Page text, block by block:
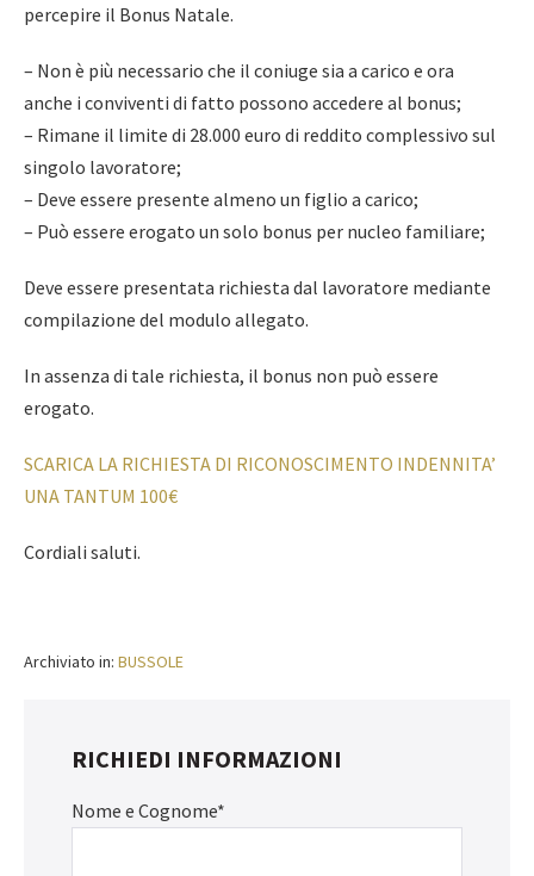
percepire il Bonus Natale.
– Non è più necessario che il coniuge sia a carico e ora
anche i conviventi di fatto possono accedere al bonus;
– Rimane il limite di 28.000 euro di reddito complessivo sul
singolo lavoratore;
– Deve essere presente almeno un figlio a carico;
– Può essere erogato un solo bonus per nucleo familiare;
Deve essere presentata richiesta dal lavoratore mediante
compilazione del modulo allegato.
In assenza di tale richiesta, il bonus non può essere
erogato.
SCARICA LA RICHIESTA DI RICONOSCIMENTO INDENNITA’
UNA TANTUM 100€
Cordiali saluti.
Archiviato in: BUSSOLE
RICHIEDI INFORMAZIONI
Nome e Cognome*